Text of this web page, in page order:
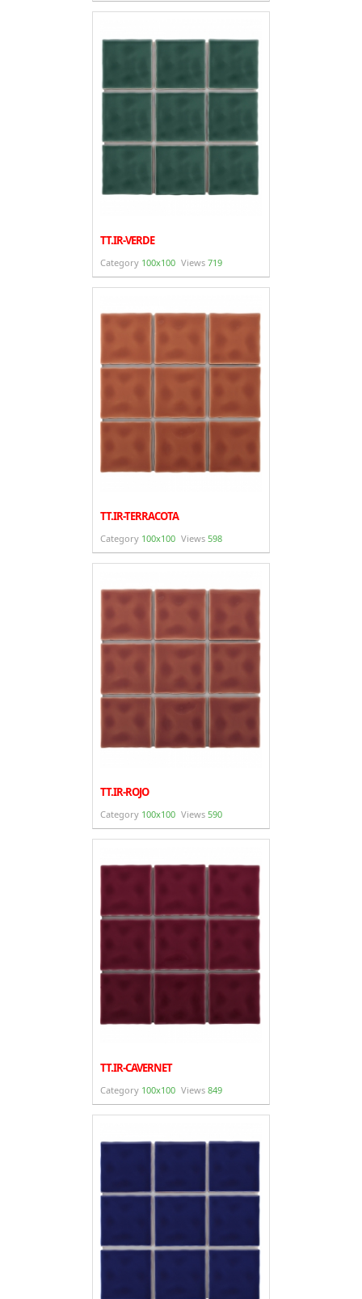
TT.IR-VERDE
Category 100x100 Views 719
TT.IR-TERRACOTA
Category 100x100 Views 598
TT.IR-ROJO
Category 100x100 Views 590
TT.IR-CAVERNET
Category 100x100 Views 849